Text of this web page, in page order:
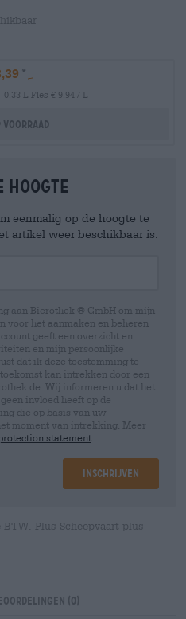
0,33 L Fles € 9,94 / L
voorraad
hoogte
eenmalig op de hoogte te
artikel weer beschikbaar is.
aan Bierothek ® GmbH om mijn
voor het aanmaken en beheren
geeft een overzicht en
en mijn persoonlijke
dat ik deze toestemming te
kan intrekken door een
Wij informeren u dat het
invloed heeft op de
die op basis van uw
moment van intrekking. Meer
statement
Inschrijven
Plus Scheepvaart plus
(0)